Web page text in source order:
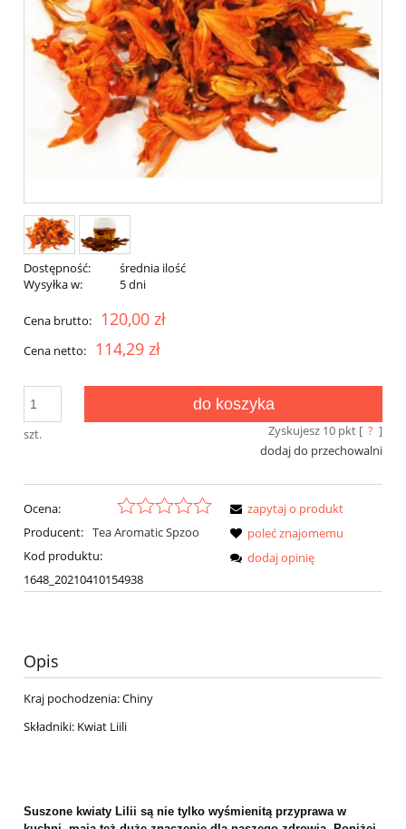
Dostępność:
średnia ilość
Wysyłka w:
5 dni
Cena brutto: 120,00 zł
Cena netto: 114,29 zł
szt.
do koszyka
Zyskujesz 10pkt [ ? ]
dodaj do przechowalni
Ocena:
Producent: Tea Aromatic Spzoo
Kod produktu:
1648_20210410154938
zapytaj o produkt
poleć znajomemu
dodaj opinię
Opis
Kraj pochodzenia: Chiny
Składniki: Kwiat Liili
Suszone kwiaty Lilii są nie tylko wyśmienitą przyprawa w